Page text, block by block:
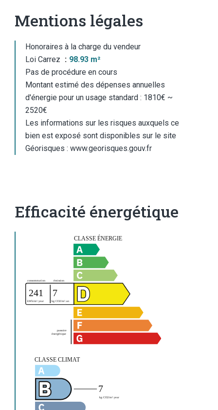
Mentions légales
Honoraires à la charge du vendeur
Loi Carrez
98.93 m²
Pas de procédure en cours
Montant estimé des dépenses annuelles
d'énergie pour un usage standard : 1810€ ~
2520€
Les informations sur les risques auxquels ce
bien est exposé sont disponibles sur le site
Géorisques : www.georisques.gouv.fr
Efficacité énergétique